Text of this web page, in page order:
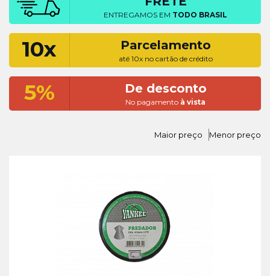
ENTREGAMOS EM TODO BRASIL
10x Parcelamento
até 10x no cartão de crédito
5% De desconto
No pagamento à vista
Maior preço Menor preço